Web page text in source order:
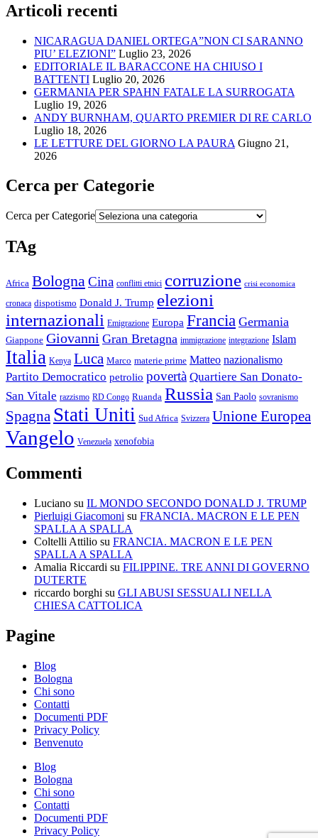
Articoli recenti
NICARAGUA DANIEL ORTEGA”NON CI SARANNO
PIU’ ELEZIONI” Luglio 23, 2026
EDITORIALE IL BARACCONE HA CHIUSO I
BATTENTI Luglio 20, 2026
GERMANIA PER SPAHN FATALE LA SURROGATA
Luglio 19, 2026
ANDY BURNHAM, QUARTO PREMIER DI RE CARLO
Luglio 18, 2026
LE LETTURE DEL GIORNO LA PAURA Giugno 21,
2026
Cerca per Categorie
Cerca per Categorie
TAg
Africa BolognaCina conflitti etnici corruzione crisi economica
cronaca dispotismo Donald J. Trump elezioni
internazionali Emigrazione Europa Francia Germania
Giappone Giovanni Gran Bretagna immigrazione integrazione Islam
Italia Kenya Luca Marco materie prime Matteo nazionalismo
Partito Democratico petrolio povertà Quartiere San Donato-
San Vitale razzismo RD Congo Ruanda Russia San Paolo sovranismo
Spagna Stati Uniti Sud Africa Svizzera Unione Europea
Vangelo Venezuela xenofobia
Commenti
Luciano su IL MONDO SECONDO DONALD J. TRUMP
Pierluigi Giacomoni su FRANCIA. MACRON E LE PEN
SPALLA A SPALLA
Coltelli Attilio su FRANCIA. MACRON E LE PEN
SPALLA A SPALLA
Amalia Riccardi su FILIPPINE. TRE ANNI DI GOVERNO
DUTERTE
riccardo borghi su GLI ABUSI SESSUALI NELLA
CHIESA CATTOLICA
Pagine
Blog
Bologna
Chi sono
Contatti
Documenti PDF
Privacy Policy
Benvenuto
Blog
Bologna
Chi sono
Contatti
Documenti PDF
Privacy Policy